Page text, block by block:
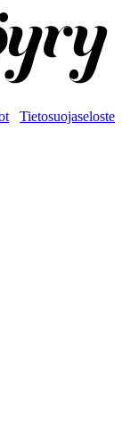
Tietosuojaseloste